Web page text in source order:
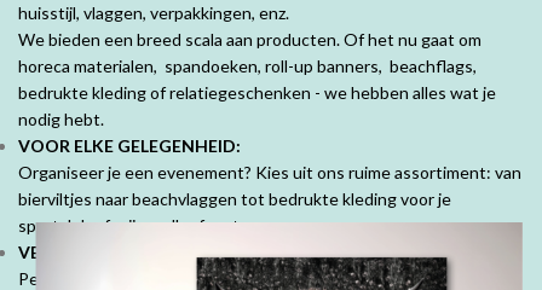
huisstijl, vlaggen, verpakkingen, enz.
We bieden een breed scala aan producten. Of het nu gaat om
horeca materialen, spandoeken, roll-up banners, beachflags,
bedrukte kleding of relatiegeschenken - we hebben alles wat je
nodig hebt.
VOOR ELKE GELEGENHEID:
Organiseer je een evenement? Kies uit ons ruime assortiment: van
bierviltjes naar beachvlaggen tot bedrukte kleding voor je
sportclub of vrijgezellenfeest.
VEEL MOOIE PRODUCTEN VOOR PARTICULIEREN:
Personaliseer je ruimte met mooie fotoproducten. Prachtige